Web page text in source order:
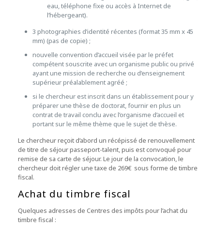
eau, téléphone fixe ou accès à Internet de
l’hébergeant).
3 photographies d’identité récentes (format 35 mm x 45
mm) (pas de copie) ;
nouvelle convention d’accueil visée par le préfet
compétent souscrite avec un organisme public ou privé
ayant une mission de recherche ou d’enseignement
supérieur préalablement agréé ;
si le chercheur est inscrit dans un établissement pour y
préparer une thèse de doctorat, fournir en plus un
contrat de travail conclu avec l’organisme d’accueil et
portant sur le même thème que le sujet de thèse.
Le chercheur reçoit d’abord un récépissé de renouvellement
de titre de séjour passeport-talent, puis est convoqué pour
remise de sa carte de séjour. Le jour de la convocation, le
chercheur doit régler une taxe de 269€ sous forme de timbre
fiscal.
Achat du timbre fiscal
Quelques adresses de Centres des impôts pour l’achat du
timbre fiscal :